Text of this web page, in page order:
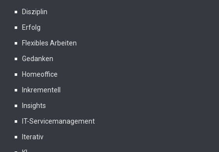
Disziplin
Erfolg
Flexibles Arbeiten
Gedanken
Homeoffice
Inkrementell
Insights
IT-Servicemanagement
Iterativ